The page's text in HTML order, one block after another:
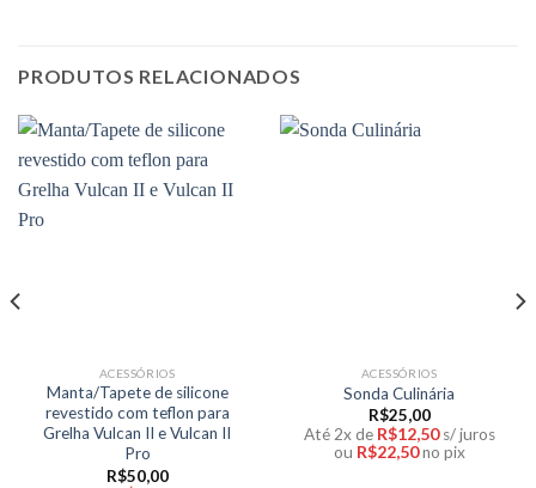
PRODUTOS RELACIONADOS
ACESSÓRIOS
Manta/Tapete de silicone
revestido com teflon para
Grelha Vulcan II e Vulcan II
Pro
R$50,00
ACESSÓRIOS
Sonda Culinária
R$25,00
Até 2x de R$12,50 s/ juros
ou R$22,50 no pix